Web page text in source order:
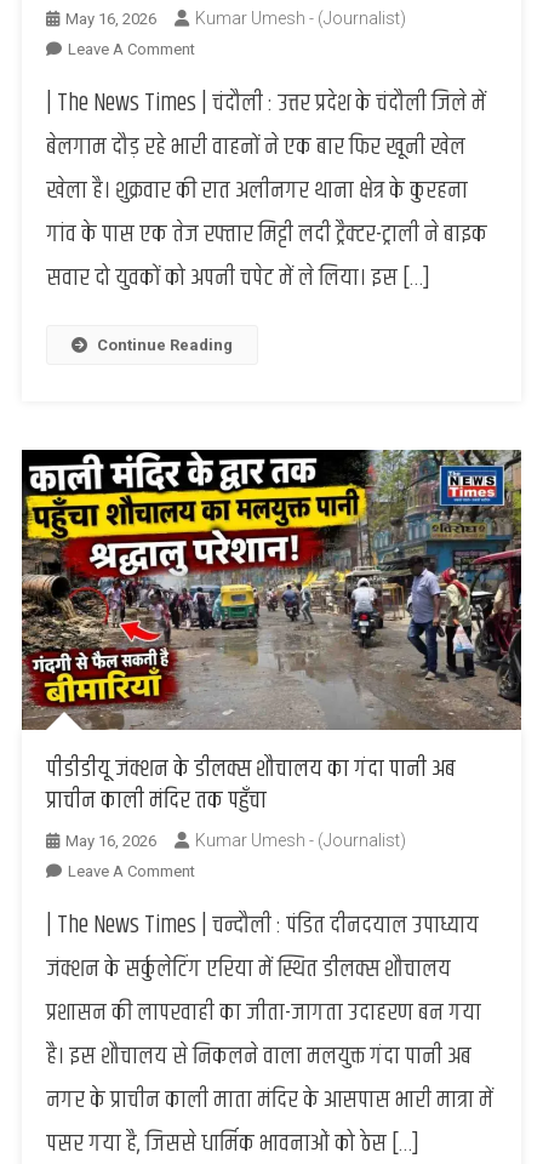
May 16, 2026 Kumar Umesh - (Journalist)
Leave A CommentOn
से
दहला
चंदौली:
मिट्टी
ट्रैक्टर
ने
को
मौके
पर
ही
मौत,
दूसरा
वाराणसी
रेफर
| The News Times | चंदौली : उत्तर प्रदेश के चंदौली जिले में
बेलगाम दौड़ रहे भारी वाहनों ने एक बार फिर खूनी खेल
खेला है। शुक्रवार की रात अलीनगर थाना क्षेत्र के कुरहना
गांव के पास एक तेज रफ्तार मिट्टी लदी ट्रैक्टर-ट्राली ने बाइक
सवार दो युवकों को अपनी चपेट में ले लिया। इस […]
Continue Reading
पीडीडीयू जंक्शन के डीलक्स शौचालय का गंदा पानी अब
प्राचीन काली मंदिर तक पहुँचा
May 16, 2026 Kumar Umesh - (Journalist)
Leave A CommentOn
जंक्शन
डीलक्स
शौचालय
गंदा
पानी
प्राचीन
| The News Times | चन्दौली : पंडित दीनदयाल उपाध्याय
जंक्शन के सर्कुलेटिंग एरिया में स्थित डीलक्स शौचालय
प्रशासन की लापरवाही का जीता-जागता उदाहरण बन गया
है। इस शौचालय से निकलने वाला मलयुक्त गंदा पानी अब
नगर के प्राचीन काली माता मंदिर के आसपास भारी मात्रा में
पसर गया है, जिससे धार्मिक भावनाओं को ठेस […]